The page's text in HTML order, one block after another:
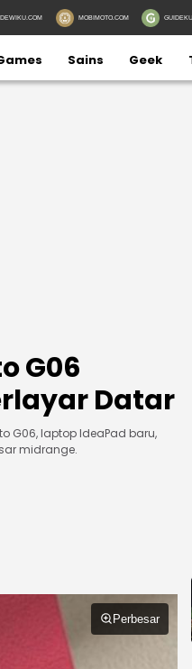
DEWIKU.COM MOBIMOTO.COM
Sains Geek
G06
Datar
G06, laptop IdeaPad baru,
midrange.
Perbesar